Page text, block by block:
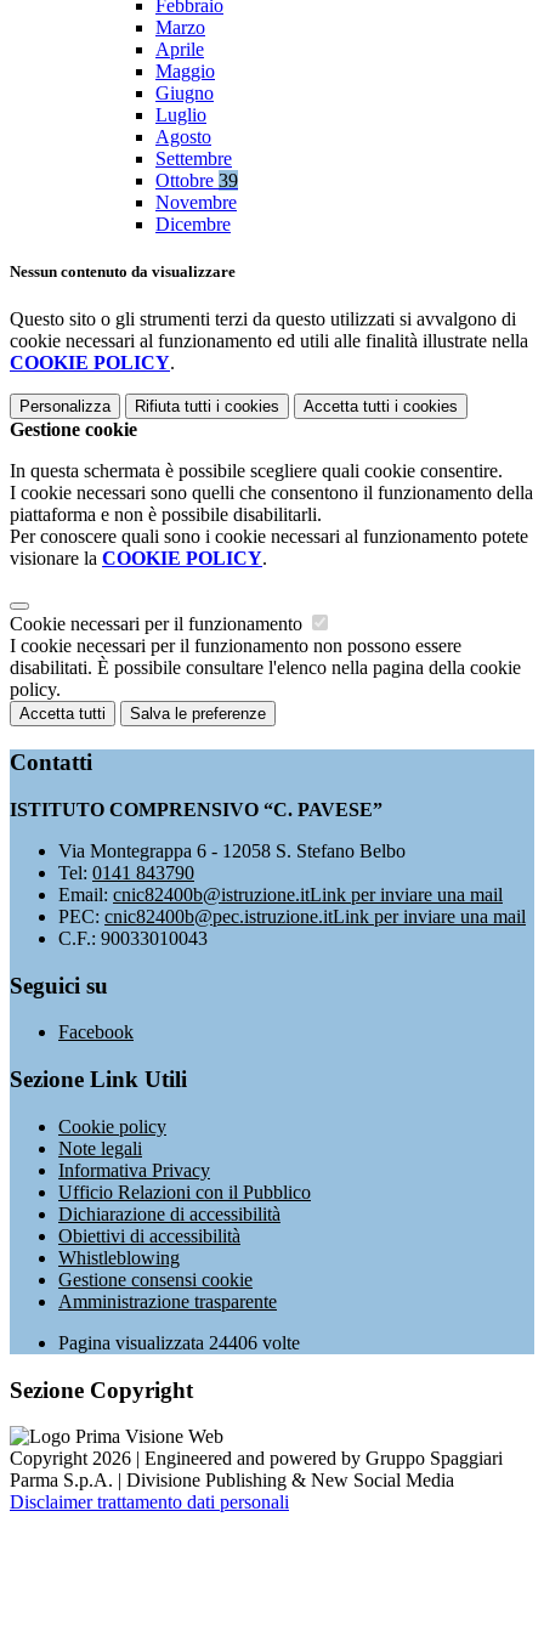
Febbraio
Marzo
Aprile
Maggio
Giugno
Luglio
Agosto
Settembre
Ottobre 39
Novembre
Dicembre
Nessun contenuto da visualizzare
Questo sito o gli strumenti terzi da questo utilizzati si avvalgono di
cookie necessari al funzionamento ed utili alle finalità illustrate nella
COOKIE POLICY.
Personalizza Rifiuta tutti i cookies Accetta tutti i cookies
Gestione cookie
In questa schermata è possibile scegliere quali cookie consentire.
I cookie necessari sono quelli che consentono il funzionamento della
piattaforma e non è possibile disabilitarli.
Per conoscere quali sono i cookie necessari al funzionamento potete
visionare la COOKIE POLICY.
Cookie necessari per il funzionamento
I cookie necessari per il funzionamento non possono essere
disabilitati. È possibile consultare l'elenco nella pagina della cookie
policy.
Accetta tutti Salva le preferenze
Contatti
ISTITUTO COMPRENSIVO “C. PAVESE”
Via Montegrappa 6 - 12058 S. Stefano Belbo
Tel: 0141 843790
Email: cnic82400b@istruzione.itLink per inviare una mail
PEC: cnic82400b@pec.istruzione.itLink per inviare una mail
C.F.: 90033010043
Seguici su
Facebook
Sezione Link Utili
Cookie policy
Note legali
Informativa Privacy
Ufficio Relazioni con il Pubblico
Dichiarazione di accessibilità
Obiettivi di accessibilità
Whistleblowing
Gestione consensi cookie
Amministrazione trasparente
Pagina visualizzata 24406 volte
Sezione Copyright
Copyright 2026 | Engineered and powered by Gruppo Spaggiari
Parma S.p.A. | Divisione Publishing & New Social Media
Disclaimer trattamento dati personali